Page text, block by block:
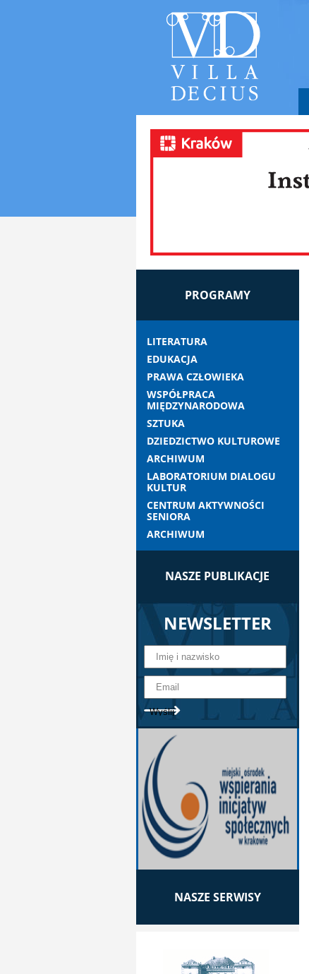
PROGRAMY
LITERATURA
EDUKACJA
PRAWA CZŁOWIEKA
WSPÓŁPRACA
MIĘDZYNARODOWA
SZTUKA
DZIEDZICTWO KULTUROWE
ARCHIWUM
LABORATORIUM DIALOGU
KULTUR
CENTRUM AKTYWNOŚCI
SENIORA
ARCHIWUM
NASZE PUBLIKACJE
NEWSLETTER
NASZE SERWISY